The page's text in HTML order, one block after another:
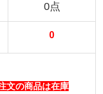
0点
0
文の商品は在庫